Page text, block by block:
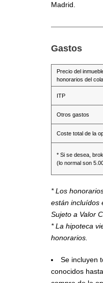
Madrid.
Gastos
Precio del
honorarios del
ITP
Otros gastos
Coste total de la
* Si se desea,
(lo normal son
* Los
están incluídos
Sujeto a Valor
* La hipoteca
honorarios.
Se incluyen
conocidos